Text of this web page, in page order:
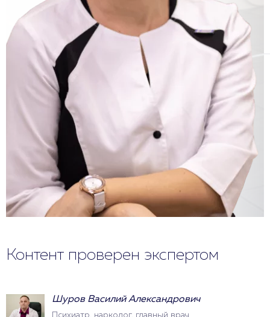
Контент проверен экспертом
Шуров Василий Александрович
Психиатр, нарколог, главный врач